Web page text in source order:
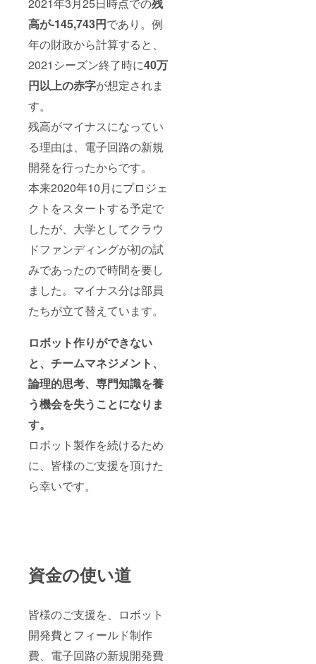
高が-145,743円であり。例
年の財政から計算すると、
2021シーズン終了時に40万
円以上の赤字が想定されま
す。
残高がマイナスになってい
る理由は、電子回路の新規
開発を行ったからです。
本来2020年10月にプロジェ
クトをスタートする予定で
したが、大学としてクラウ
ドファンディングが初の試
みであったので時間を要し
ました。マイナス分は部員
たちが立て替えています。
ロボット作りができない
と、チームマネジメント、
論理的思考、専門知識を養
う機会を失うことになりま
す。
ロボット製作を続けるため
に、皆様のご支援を頂けた
ら幸いです。
資金の使い道
皆様のご支援を、ロボット
開発費とフィールド制作
費、電子回路の新規開発費